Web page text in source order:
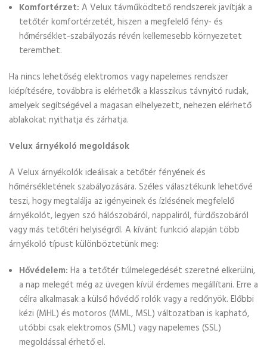
Komfortérzet: A Velux távműködtető rendszerek javítják a
tetőtér komfortérzetét, hiszen a megfelelő fény- és
hőmérséklet-szabályozás révén kellemesebb környezetet
teremthet.
Ha nincs lehetőség elektromos vagy napelemes rendszer
kiépítésére, továbbra is elérhetők a klasszikus távnyitó rudak,
amelyek segítségével a magasan elhelyezett, nehezen elérhető
ablakokat nyithatja és zárhatja.
Velux árnyékoló megoldások
A Velux árnyékolók ideálisak a tetőtér fényének és
hőmérsékletének szabályozására. Széles választékunk lehetővé
teszi, hogy megtalálja az igényeinek és ízlésének megfelelő
árnyékolót, legyen szó hálószobáról, nappaliról, fürdőszobáról
vagy más tetőtéri helyiségről. A kívánt funkció alapján több
árnyékoló típust különböztetünk meg:
Hővédelem: Ha a tetőtér túlmelegedését szeretné elkerülni,
a nap melegét még az üvegen kívül érdemes megállítani. Erre a
célra alkalmasak a külső hővédő rolók vagy a redőnyök. Előbbi
kézi (MHL) és motoros (MML, MSL) változatban is kapható,
utóbbi csak elektromos (SML) vagy napelemes (SSL)
megoldással érhető el.